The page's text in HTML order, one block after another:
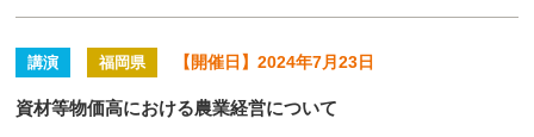
講演 福岡県 【開催日】2024年7月23日
資材等物価高における農業経営について